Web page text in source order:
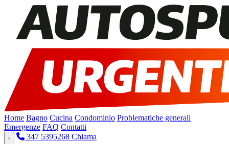
Home Bagno Cucina Condominio Problematiche generali
Emergenze FAQ Contatti
347 5395268 Chiama